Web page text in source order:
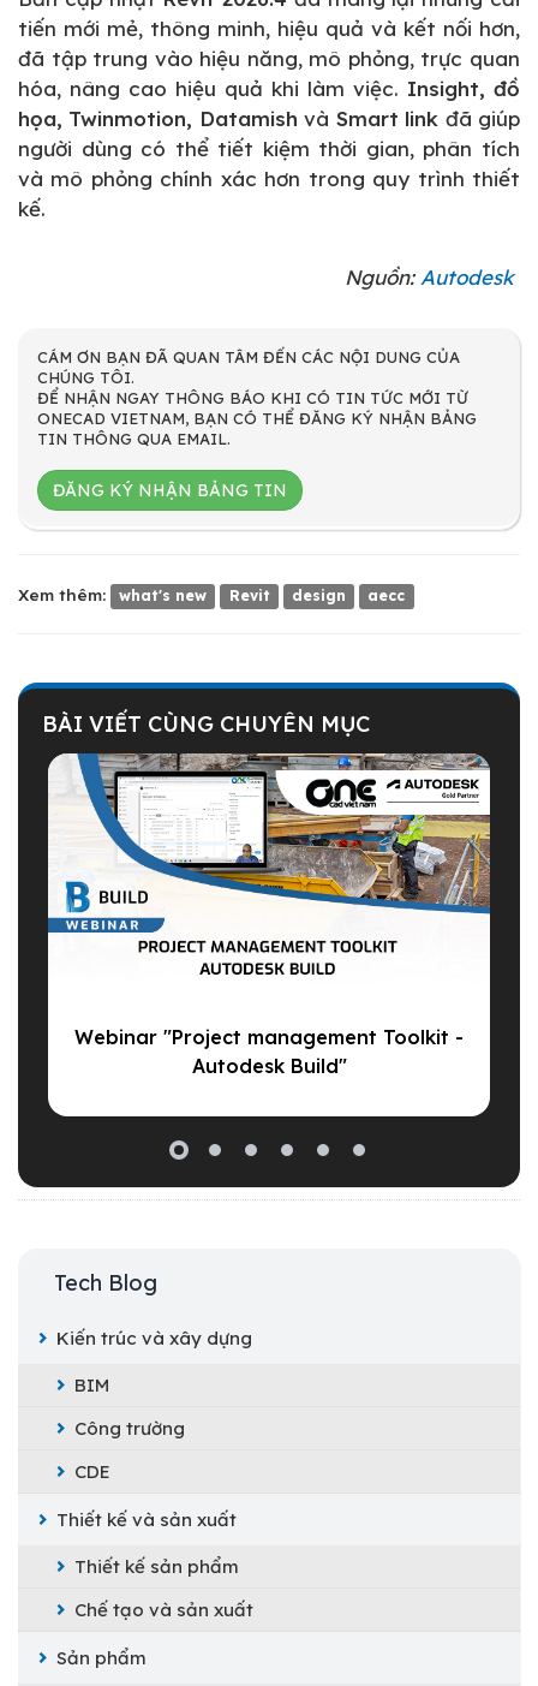
tiến mới mẻ, thông minh, hiệu quả và kết nối hơn,
đã tập trung vào hiệu năng, mô phỏng, trực quan
hóa, nâng cao hiệu quả khi làm việc. Insight, đồ
họa, Twinmotion, Datamish và Smart link đã giúp
người dùng có thể tiết kiệm thời gian, phân tích
và mô phỏng chính xác hơn trong quy trình thiết
kế.
Nguồn: Autodesk
CÁM ƠN BẠN ĐÃ QUAN TÂM ĐẾN CÁC NỘI DUNG CỦA
CHÚNG TÔI.
ĐỂ NHẬN NGAY THÔNG BÁO KHI CÓ TIN TỨC MỚI TỪ
ONECAD VIETNAM, BẠN CÓ THỂ ĐĂNG KÝ NHẬN BẢNG
TIN THÔNG QUA EMAIL.
ĐĂNG KÝ NHẬN BẢNG TIN
Xem thêm: what's new Revit design aecc
BÀI VIẾT CÙNG CHUYÊN MỤC
Webinar "Project management Toolkit -
Autodesk Build"
Tech Blog
Kiến trúc và xây dựng
BIM
Công trường
CDE
Thiết kế và sản xuất
Thiết kế sản phẩm
Chế tạo và sản xuất
Sản phẩm